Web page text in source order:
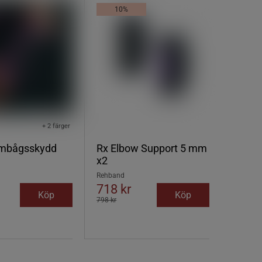
+ 2 färger
Köp
10%
Rx Elbow Support 5 mm
x2
Rehband
718 kr
798 kr Köp